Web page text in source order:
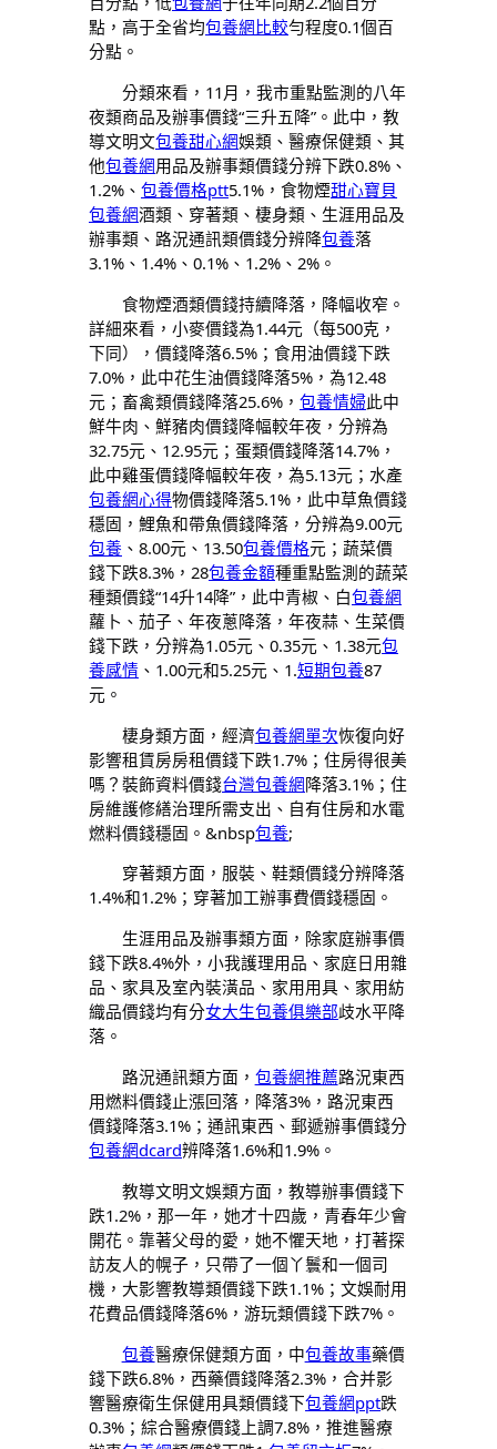
點，高于全省均包養網比較勻程度0.1個百
分點。
分類來看，11月，我市重點監測的八年
夜類商品及辦事價錢“三升五降”。此中，教
導文明文包養甜心網娛類、醫療保健類、其
他包養網用品及辦事類價錢分辨下跌0.8%、
1.2%、 包養價格ptt5.1%，食物煙甜心寶貝
包養網酒類、穿著類、棲身類、生涯用品及
辦事類、路況通訊類價錢分辨降包養落
3.1%、1.4%、0.1%、1.2%、2%。
食物煙酒類價錢持續降落，降幅收窄。
詳細來看，小麥價錢為1.44元（每500克，
下同），價錢降落6.5%；食用油價錢下跌
7.0%，此中花生油價錢降落5%，為12.48
元；畜禽類價錢降落25.6%， 包養情婦此中
鮮牛肉、鮮豬肉價錢降幅較年夜，分辨為
32.75元、12.95元；蛋類價錢降落14.7%，
此中雞蛋價錢降幅較年夜，為5.13元；水產
包養網心得物價錢降落5.1%，此中草魚價錢
穩固，鯉魚和帶魚價錢降落，分辨為9.00元
包養 、8.00元、13.50包養價格元；蔬菜價
錢下跌8.3%，28包養金額種重點監測的蔬菜
種類價錢“14升14降”，此中青椒、白包養網
蘿卜、茄子、年夜蔥降落，年夜蒜、生菜價
錢下跌，分辨為1.05元、0.35元、1.38元包
養感情 、1.00元和5.25元、1.短期包養87
元。
棲身類方面，經濟包養網單次恢復向好
影響租賃房房租價錢下跌1.7%；住房得很美
嗎？裝飾資料價錢台灣包養網降落3.1%；住
房維護修繕治理所需支出、自有住房和水電
燃料價錢穩固。&nbsp包養;
穿著類方面，服裝、鞋類價錢分辨降落
1.4%和1.2%；穿著加工辦事費價錢穩固。
生涯用品及辦事類方面，除家庭辦事價
錢下跌8.4%外，小我護理用品、家庭日用雜
品、家具及室內裝潢品、家用用具、家用紡
織品價錢均有分女大生包養俱樂部歧水平降
落。
路況通訊類方面， 包養網推薦路況東西
用燃料價錢止漲回落，降落3%，路況東西
價錢降落3.1%；通訊東西、郵遞辦事價錢分
包養網dcard辨降落1.6%和1.9%。
教導文明文娛類方面，教導辦事價錢下
跌1.2%，那一年，她才十四歲，青春年少會
開花。靠著父母的愛，她不懼天地，打著探
訪友人的幌子，只帶了一個丫鬟和一個司
機，大影響教導類價錢下跌1.1%；文娛耐用
花費品價錢降落6%，游玩類價錢下跌7%。
包養醫療保健類方面，中包養故事藥價
錢下跌6.8%，西藥價錢降落2.3%，合并影
響醫療衛生保健用具類價錢下包養網ppt跌
0.3%；綜合醫療價錢上調7.8%，推進醫療